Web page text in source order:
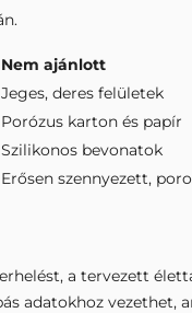
Nem ajánlott
Jeges, deres felületek
Porózus karton és papír
Szilikonos bevonatok
Erősen szennyezett,
a tervezett
adatokhoz vezethet,